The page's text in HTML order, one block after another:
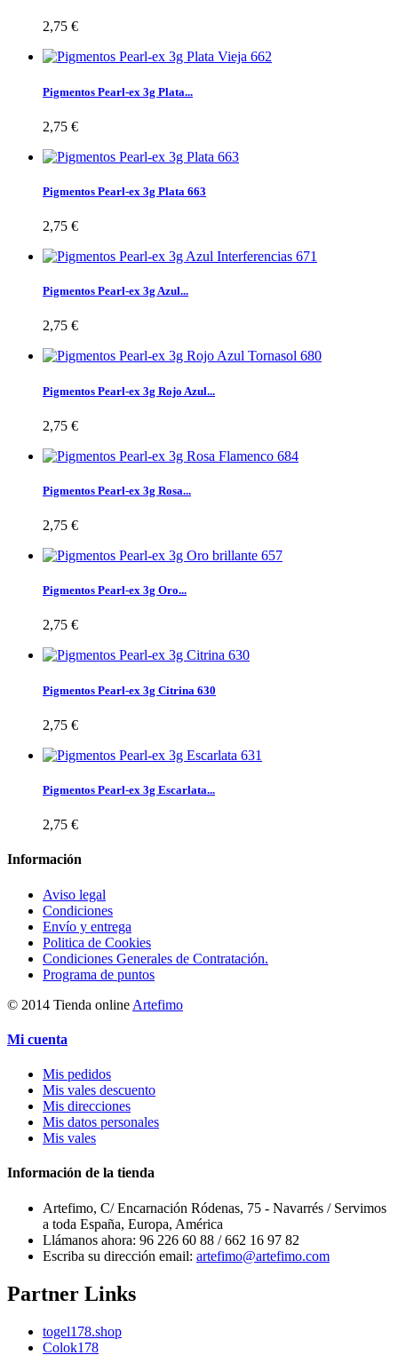
2,75 €
Pigmentos Pearl-ex 3g Plata...
2,75 €
Pigmentos Pearl-ex 3g Plata 663
2,75 €
Pigmentos Pearl-ex 3g Azul...
2,75 €
Pigmentos Pearl-ex 3g Rojo Azul...
2,75 €
Pigmentos Pearl-ex 3g Rosa...
2,75 €
Pigmentos Pearl-ex 3g Oro...
2,75 €
Pigmentos Pearl-ex 3g Citrina 630
2,75 €
Pigmentos Pearl-ex 3g Escarlata...
2,75 €
Información
Aviso legal
Condiciones
Envío y entrega
Politica de Cookies
Condiciones Generales de Contratación.
Programa de puntos
© 2014 Tienda online Artefimo
Mi cuenta
Mis pedidos
Mis vales descuento
Mis direcciones
Mis datos personales
Mis vales
Información de la tienda
Artefimo, C/ Encarnación Ródenas, 75 - Navarrés / Servimos
a toda España, Europa, América
Llámanos ahora: 96 226 60 88 / 662 16 97 82
Escriba su dirección email: artefimo@artefimo.com
Partner Links
togel178.shop
Colok178